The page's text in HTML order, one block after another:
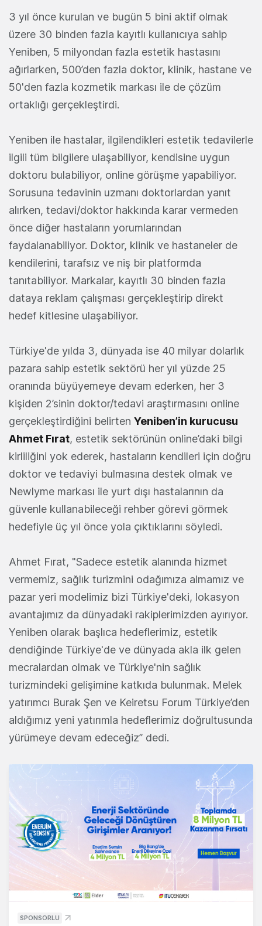
3 yıl önce kurulan ve bugün 5 bini aktif olmak
üzere 30 binden fazla kayıtlı kullanıcıya sahip
Yeniben, 5 milyondan fazla estetik hastasını
ağırlarken, 500’den fazla doktor, klinik, hastane ve
50'den fazla kozmetik markası ile de çözüm
ortaklığı gerçekleştirdi.
Yeniben ile hastalar, ilgilendikleri estetik tedavilerle
ilgili tüm bilgilere ulaşabiliyor, kendisine uygun
doktoru bulabiliyor, online görüşme yapabiliyor.
Sorusuna tedavinin uzmanı doktorlardan yanıt
alırken, tedavi/doktor hakkında karar vermeden
önce diğer hastaların yorumlarından
faydalanabiliyor. Doktor, klinik ve hastaneler de
kendilerini, tarafsız ve niş bir platformda
tanıtabiliyor. Markalar, kayıtlı 30 binden fazla
dataya reklam çalışması gerçekleştirip direkt
hedef kitlesine ulaşabiliyor.
Türkiye'de yılda 3, dünyada ise 40 milyar dolarlık
pazara sahip estetik sektörü her yıl yüzde 25
oranında büyüyemeye devam ederken, her 3
kişiden 2’sinin doktor/tedavi araştırmasını online
gerçekleştirdiğini belirten Yeniben’in kurucusu
Ahmet Fırat, estetik sektörünün online’daki bilgi
kirliliğini yok ederek, hastaların kendileri için doğru
doktor ve tedaviyi bulmasına destek olmak ve
Newlyme markası ile yurt dışı hastalarının da
güvenle kullanabileceği rehber görevi görmek
hedefiyle üç yıl önce yola çıktıklarını söyledi.
Ahmet Fırat, "Sadece estetik alanında hizmet
vermemiz, sağlık turizmini odağımıza almamız ve
pazar yeri modelimiz bizi Türkiye'deki, lokasyon
avantajımız da dünyadaki rakiplerimizden ayırıyor.
Yeniben olarak başlıca hedeflerimiz, estetik
dendiğinde Türkiye'de ve dünyada akla ilk gelen
mecralardan olmak ve Türkiye'nin sağlık
turizmindeki gelişimine katkıda bulunmak. Melek
yatırımcı Burak Şen ve Keiretsu Forum Türkiye’den
aldığımız yeni yatırımla hedeflerimiz doğrultusunda
yürümeye devam edeceğiz” dedi.
SPONSORLU